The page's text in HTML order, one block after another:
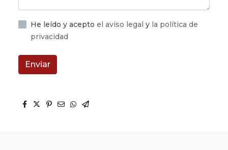
He leído y acepto el aviso legal y la política de
privacidad
Enviar